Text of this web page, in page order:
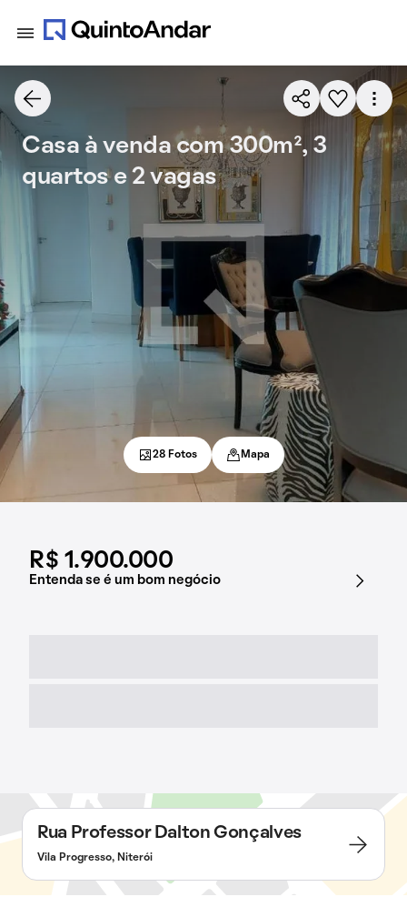
R$ 1.900.000
Entenda se é um bom negócio
Casa à venda com 300m², 3
quartos e 2 vagas
28 Fotos Mapa
Rua Professor Dalton Gonçalves
Vila Progresso, Niterói